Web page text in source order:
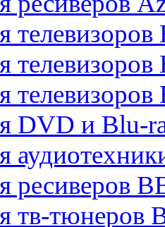
DVD и Blu-
ресиверов
тв-тюнеров